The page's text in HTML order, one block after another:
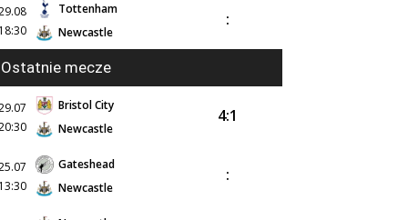
Tottenham
Newcastle
:
Ostatnie mecze
Bristol City
Newcastle
4:1
Gateshead
Newcastle
: